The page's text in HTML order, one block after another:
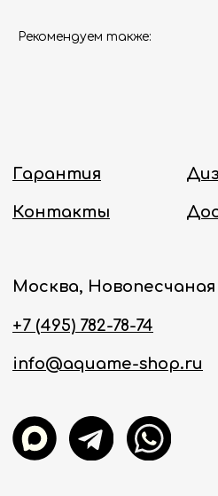
Рекомендуем также: